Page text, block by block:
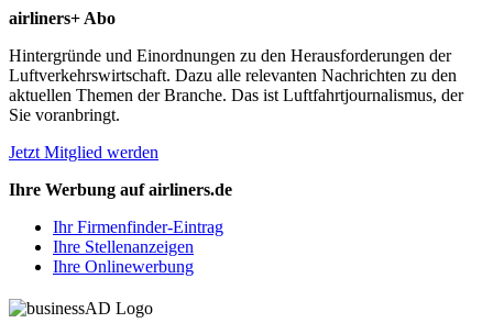
airliners+ Abo
Hintergründe und Einordnungen zu den Herausforderungen der
Luftverkehrswirtschaft. Dazu alle relevanten Nachrichten zu den
aktuellen Themen der Branche. Das ist Luftfahrtjournalismus, der
Sie voranbringt.
Jetzt Mitglied werden
Ihre Werbung auf airliners.de
Ihr Firmenfinder-Eintrag
Ihre Stellenanzeigen
Ihre Onlinewerbung